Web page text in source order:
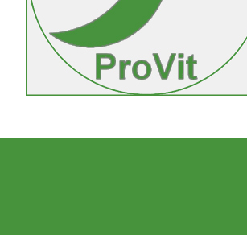
unseren Anspruch, Sie bis ins hohe Alter
FIT UND VITAL am Leben teilhaben zu
lassen.